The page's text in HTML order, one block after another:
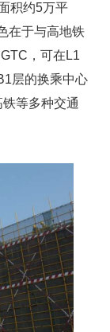
积约5万平
在于与高地铁
，可在L1
层的换乘中心
等多种交通